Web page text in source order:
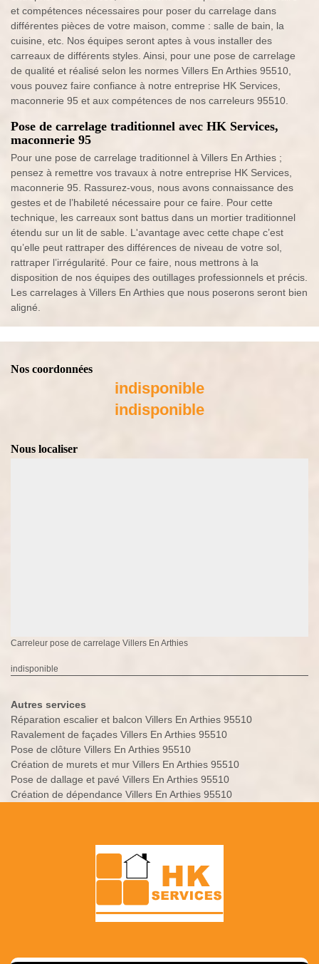
et compétences nécessaires pour poser du carrelage dans
différentes pièces de votre maison, comme : salle de bain, la
cuisine, etc. Nos équipes seront aptes à vous installer des
carreaux de différents styles. Ainsi, pour une pose de carrelage
de qualité et réalisé selon les normes Villers En Arthies 95510,
vous pouvez faire confiance à notre entreprise HK Services,
maconnerie 95 et aux compétences de nos carreleurs 95510.
Pose de carrelage traditionnel avec HK Services,
maconnerie 95
Pour une pose de carrelage traditionnel à Villers En Arthies ;
pensez à remettre vos travaux à notre entreprise HK Services,
maconnerie 95. Rassurez-vous, nous avons connaissance des
gestes et de l’habileté nécessaire pour ce faire. Pour cette
technique, les carreaux sont battus dans un mortier traditionnel
étendu sur un lit de sable. L'avantage avec cette chape c’est
qu’elle peut rattraper des différences de niveau de votre sol,
rattraper l’irrégularité. Pour ce faire, nous mettrons à la
disposition de nos équipes des outillages professionnels et précis.
Les carrelages à Villers En Arthies que nous poserons seront bien
aligné.
Nos coordonnées
indisponible
indisponible
Nous localiser
Carreleur pose de carrelage Villers En Arthies
indisponible
Autres services
Réparation escalier et balcon Villers En Arthies 95510
Ravalement de façades Villers En Arthies 95510
Pose de clôture Villers En Arthies 95510
Création de murets et mur Villers En Arthies 95510
Pose de dallage et pavé Villers En Arthies 95510
Création de dépendance Villers En Arthies 95510